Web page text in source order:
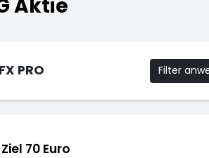
Aktie
PRO Filter
70 Euro